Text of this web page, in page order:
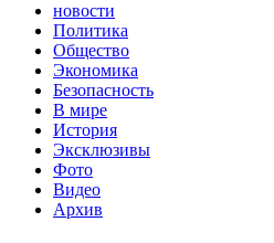
новости
Политика
Общество
Экономика
Безопасность
В мире
История
Эксклюзивы
Фото
Видео
Архив